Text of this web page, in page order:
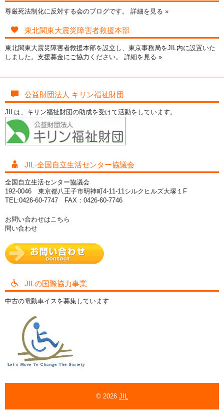
尊厳死法制化に反対する会のブログです。 詳細を見る »
東北関東大震災障害者救援本部
東北関東大震災障害者救援本部を設立し、東京事務局をJIL内に設置いた
しました。支援募金にご協力ください。 詳細を見る »
公益財団法人 キリン福祉財団
JILは、キリン福祉財団の助成を受けて活動をしています。
JIL-全国自立生活センター協議会
全国自立生活センター協議会
192-0046 東京都八王子市明神町4-11-11シルクヒルズ大塚１F
TEL:0426-60-7747 FAX：0426-60-7746
お問い合わせはこちら
問い合わせ
JILの国際協力事業
中古の電動車イスを募集しています
© 2026 JIL